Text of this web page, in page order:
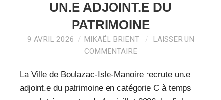
UN.E ADJOINT.E DU
PATRIMOINE
9 AVRIL 2026 MIKAËL BRIENT
LAISSER UN
COMMENTAIRE
La Ville de Boulazac-Isle-Manoire recrute un.e
adjoint.e du patrimoine en catégorie C à temps